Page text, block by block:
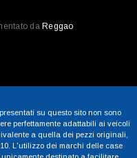
da Reggao
su questo sito non sono
perfettamente adattabili ai veicoli
a quella dei pezzi originali,
L'utilizzo dei marchi delle case